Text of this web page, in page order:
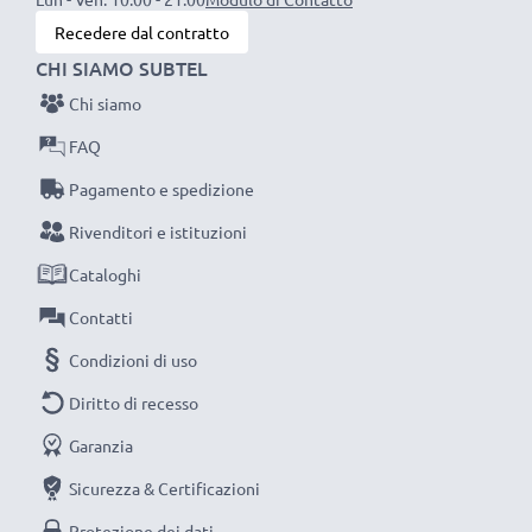
ambientale e gli scarti superflui.
Scegli CELLONIC, scegli la lunga durata e l'efficienza,
non fare compromessi sulla qualità: ordina ora!
Recedere dal contratto
CHI SIAMO SUBTEL
Chi siamo
FAQ
Pagamento e spedizione
Rivenditori e istituzioni
Cataloghi
Contatti
Condizioni di uso
Diritto di recesso
Garanzia
Sicurezza & Certificazioni